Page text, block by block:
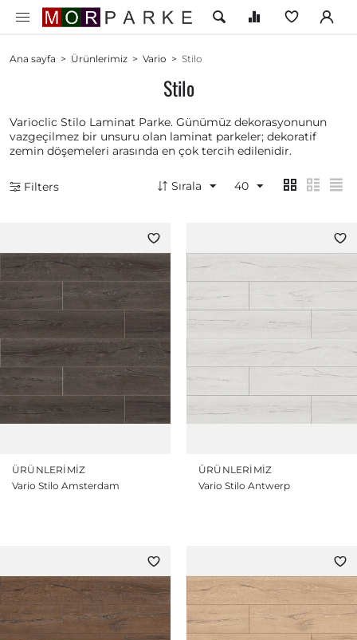
Ana sayfa > Ürünlerimiz > Vario > Stilo
Stilo
Varioclic Stilo Laminat Parke. Günümüz dekorasyonunun
vazgeçilmez bir unsuru olan laminat parkeler; dekoratif
zemin döşemeleri arasında en çok tercih edilenidir.
Filters Sırala 40
ÜRÜNLERIMIZ
Vario Stilo Amsterdam
ÜRÜNLERIMIZ
Vario Stilo Antwerp